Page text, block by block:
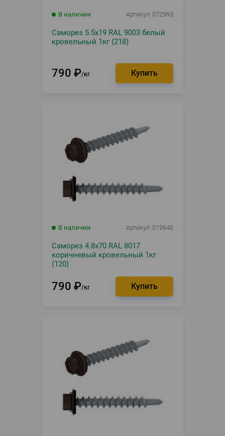
В наличии Артикул 072993
Саморез 5.5х19 RAL 9003 белый
кровельный 1кг (218)
790 ₽ кг
В наличии Артикул 019640
Саморез 4.8х70 RAL 8017
коричневый кровельный 1кг
(120)
790 ₽ кг